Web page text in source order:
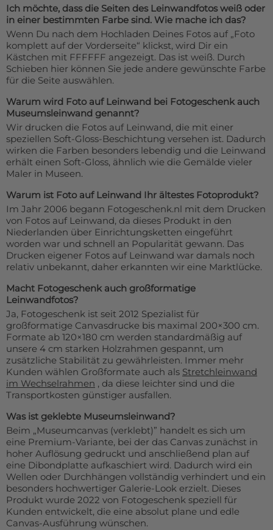
Ich möchte, dass die Seiten des Leinwandfotos weiß oder
in einer bestimmten Farbe sind. Wie mache ich das?
Wenn Du nach dem Hochladen Deines Fotos auf „Foto
komplett auf der Vorderseite“ klickst, wird Dir ein
Kästchen mit FFFFFF angezeigt. Das ist weiß. Durch
Schieben hier können Sie jede andere gewünschte Farbe
für die Seite auswählen.
Warum wird Foto auf Leinwand bei Fotogeschenk auch
Museumsleinwand genannt?
Wir drucken die Fotos auf Leinwand, die mit einer
speziellen Soft-Gloss-Beschichtung versehen ist. Dadurch
wirken die Farben besonders lebendig und die Leinwand
erhält einen Soft-Gloss, ähnlich wie die Gemälde vieler
Maler in Museen.
Warum ist Foto auf Leinwand Ihr ältestes Fotoprodukt?
Im Jahr 2006 begann Fotogeschenk.nl mit dem Drucken
von Fotos auf Leinwand, da dieses Produkt in den
Niederlanden über Einrichtungsketten eingeführt
worden war und schnell an Popularität gewann. Das
Drucken eigener Fotos auf Leinwand war damals noch
relativ unbekannt, daher erkannten wir eine Marktlücke.
Macht Fotogeschenk auch großformatige
Leinwandfotos?
Ja, Fotogeschenk ist seit 2012 Spezialist für
großformatige Canvasdrucke bis maximal 200×300 cm.
Formate ab 120×180 cm werden standardmäßig auf
unsere 4 cm starken Holzrahmen gespannt, um
zusätzliche Stabilität zu gewährleisten. Immer mehr
Kunden wählen Großformate auch als Stretchleinwand
im Wechselrahmen , da diese leichter sind und die
Transportkosten günstiger ausfallen.
Was ist geklebte Museumsleinwand?
Beim „Museumcanvas (verklebt)” handelt es sich um
eine Premium-Variante, bei der das Canvas zunächst in
hoher Auflösung gedruckt und anschließend plan auf
eine Dibondplatte aufkaschiert wird. Dadurch wird ein
Wellen oder Durchhängen vollständig verhindert und ein
besonders hochwertiger Galerie-Look erzielt. Dieses
Produkt wurde 2022 von Fotogeschenk speziell für
Kunden entwickelt, die eine absolut plane und edle
Canvas-Ausführung wünschen.